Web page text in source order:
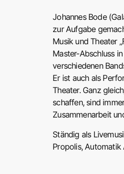
Johannes Bode
zur Aufgabe
Musik und Theater
Master-Abschluss
verschiedenen
Er ist auch als
Theater. Ganz
schaffen, sind
Zusammenarbeit
Ständig als
Propolis, Automatik